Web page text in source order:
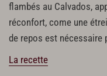
flambés au Calvados,
réconfort, come une
de repos est nécessaire
La recette